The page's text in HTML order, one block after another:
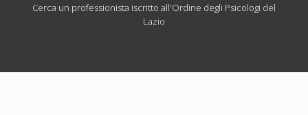
Cerca un professionista iscritto all'Ordine degli Psicologi del
Lazio